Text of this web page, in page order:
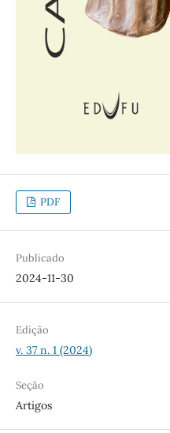
PDF
Publicado
2024-11-30
Edição
v. 37 n. 1 (2024)
Seção
Artigos